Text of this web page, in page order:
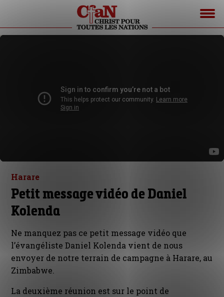
Harare
Petit message vidéo de Daniel
Kolenda
Ne manquez pas ce petit message vidéo que
l’évangéliste Daniel Kolenda vient de nous
envoyer de notre terrain de campagne à Harare, au
Zimbabwe.
La deuxième réunion est sur le point de